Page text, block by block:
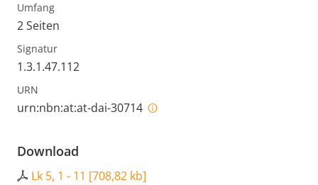
Umfang
2 Seiten
Signatur
1.3.1.47.112
URN
urn:nbn:at:at-dai-30714
Download
Lk 5, 1 - 11 [708,82 kb]